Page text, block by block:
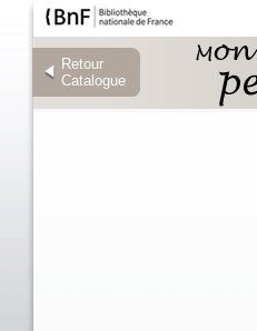
Retour
Catalogue
Retour
Catalogue